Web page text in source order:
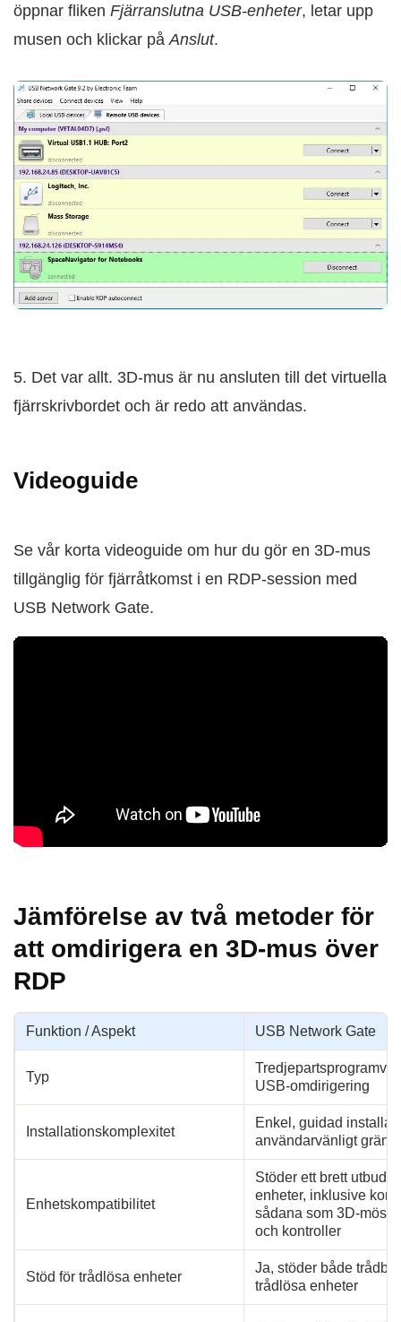
öppnar fliken Fjärranslutna USB-enheter, letar upp
musen och klickar på Anslut.
5. Det var allt. 3D-mus är nu ansluten till det virtuella
fjärrskrivbordet och är redo att användas.
Videoguide
Se vår korta videoguide om hur du gör en 3D-mus
tillgänglig för fjärråtkomst i en RDP-session med
USB Network Gate.
Jämförelse av två metoder för
att omdirigera en 3D-mus över
RDP
Funktion / Aspekt USB Network Gate
Typ
USB-omdirigering
Installationskomplexitet
Enkel, guidad
användarvänligt
Enhetskompatibilitet
Stöder ett brett utbud
enheter, inklusive
sådana som 3D-möss,
och kontroller
Stöd för trådlösa enheter
Ja, stöder både
trådlösa enheter